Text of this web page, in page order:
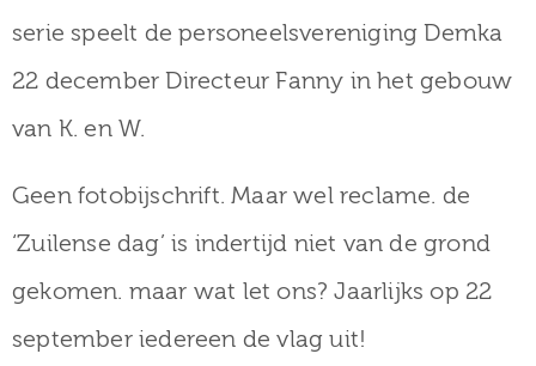
serie speelt de personeelsvereniging Demka
22 december Directeur Fanny in het gebouw
van K. en W.
Geen fotobijschrift. Maar wel reclame. de
‘Zuilense dag’ is indertijd niet van de grond
gekomen. maar wat let ons? Jaarlijks op 22
september iedereen de vlag uit!